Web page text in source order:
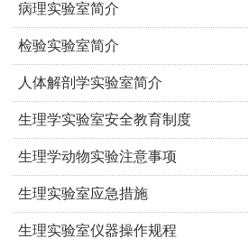
病理实验室简介
检验实验室简介
人体解剖学实验室简介
生理学实验室安全教育制度
生理学动物实验注意事项
生理实验室应急措施
生理实验室仪器操作规程